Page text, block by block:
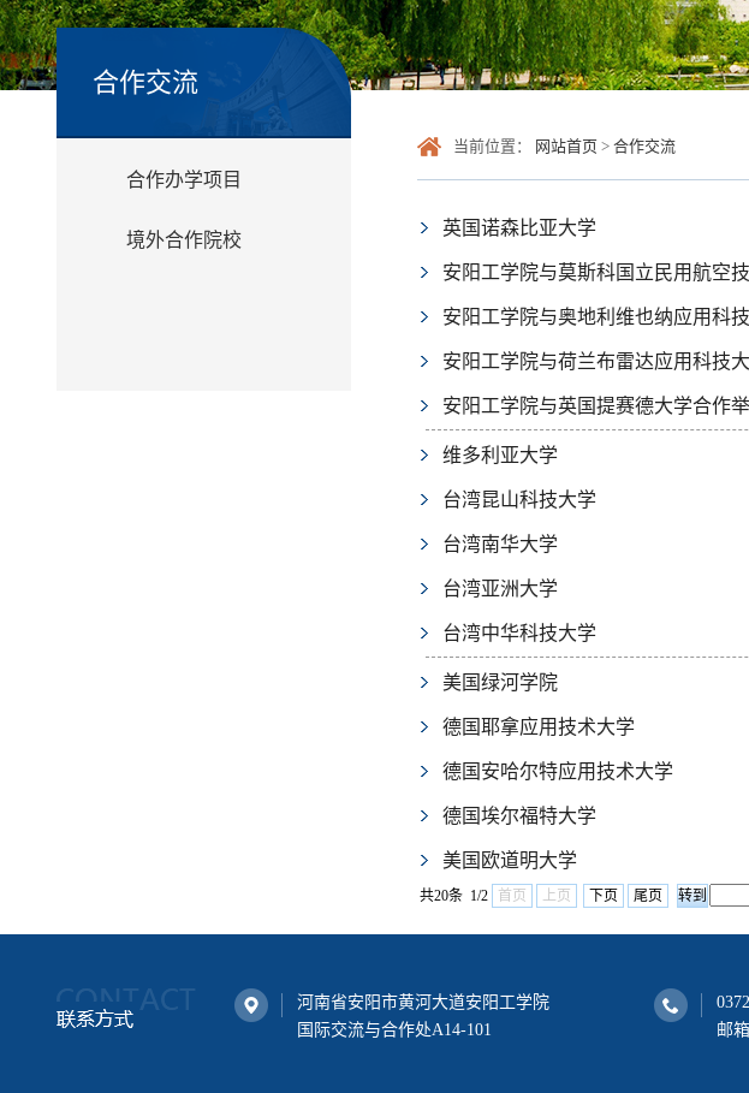
合作交流
合作办学项目
境外合作院校
当前位置： 网站首页 > 合作交流
英国诺森比亚大学
安阳工学院与莫斯科国立民用航空
安阳工学院与奥地利维也纳应用科
安阳工学院与荷兰布雷达应用科技
安阳工学院与英国提赛德大学合作
维多利亚大学
台湾昆山科技大学
台湾南华大学
台湾亚洲大学
台湾中华科技大学
美国绿河学院
德国耶拿应用技术大学
德国安哈尔特应用技术大学
德国埃尔福特大学
美国欧道明大学
共20条 1/2 首页 上页 下页 尾页
河南省安阳市黄河大道安阳工学院
国际交流与合作处A14-101
邮